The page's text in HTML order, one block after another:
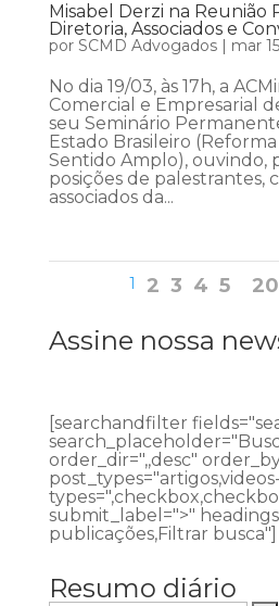
Misabel Derzi na Reunião
Diretoria, Associados e
por SCMD Advogados| mar
No dia 19/03, às 17h, a
Comercial e Empresarial
seu Seminário
Estado Brasileiro
Sentido Amplo), ouvindo,
posições de palestrantes,
associados da...
1 2 3 4 5 20
Assine nossa
[searchandfilter
order_dir=",,desc"
submit_label=">"
publicações,Filtrar busca"]
Resumo diário